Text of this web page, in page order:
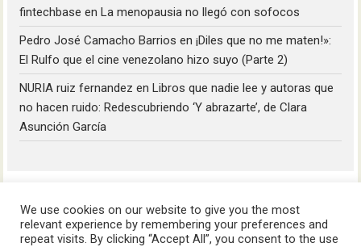
fintechbase enLa menopausia no llegó con sofocos
Pedro José Camacho Barrios en¡Diles que no me maten!»:
El Rulfo que el cine venezolano hizo suyo (Parte 2)
NURIA ruiz fernandez enLibros que nadie lee y autoras que
no hacen ruido: Redescubriendo ‘Y abrazarte’, de Clara
Asunción García
We use cookies on our website to give you the most
relevant experience by remembering your preferences and
repeat visits. By clicking “Accept All”, you consent to the use